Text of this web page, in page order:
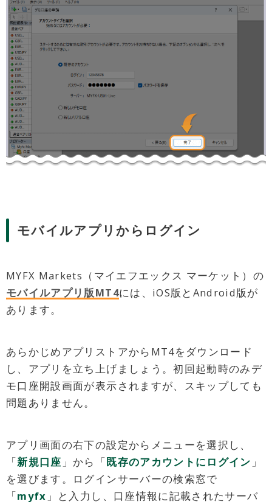
モバイルアプリからログイン
MYFX Markets（マイエフエックス マーケット）の
モバイルアプリ版MT4には、iOS版とAndroid版が
あります。
あらかじめアプリストアからMT4をダウンロード
し、アプリを立ち上げましょう。初回起動時のみデ
モ口座開設画面が表示されますが、スキップしても
問題ありません。
アプリ画面の右下の設定からメニューを選択し、
「新規口座 」から「既存のアカウントにログイン 」
を選びます。ログインサーバーの検索窓で
「myfx 」と入力し、口座情報に記載されたサーバ